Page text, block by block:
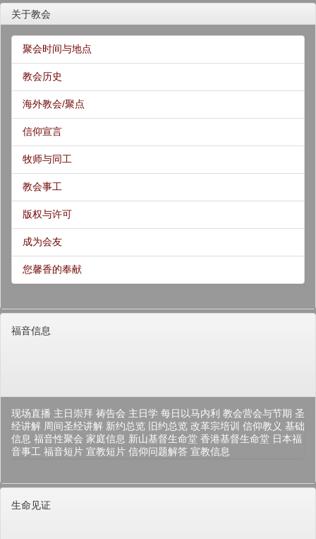
关于教会
聚会时间与地点
教会历史
海外教会/聚点
信仰宣言
牧师与同工
教会事工
版权与许可
成为会友
您馨香的奉献
福音信息
现场直播 主日崇拜 祷告会 主日学 每日以马内利 教会营会与节期 圣
经讲解 周间圣经讲解 新约总览 旧约总览 改革宗培训 信仰教义 基础
信息 福音性聚会 家庭信息 新山基督生命堂 香港基督生命堂 日本福
音事工 福音短片 宣教短片 信仰问题解答 宣教信息
生命见证